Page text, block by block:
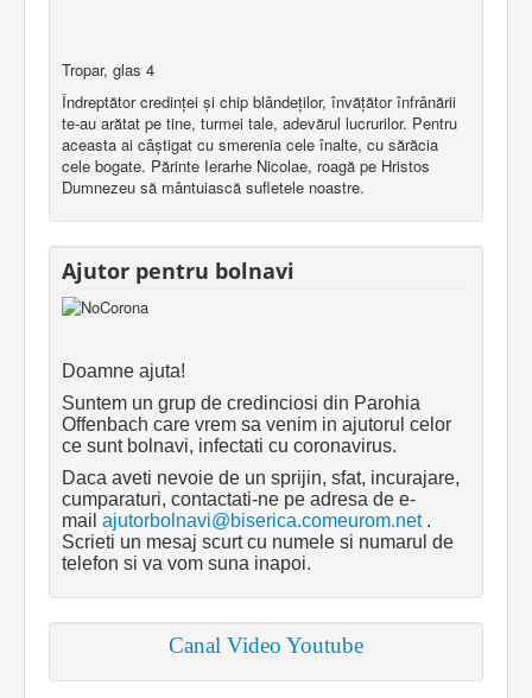
Tropar, glas 4
Îndreptător credinţei şi chip blândeţilor, învăţător înfrânării
te-au arătat pe tine, turmei tale, adevărul lucrurilor. Pentru
aceasta ai câştigat cu smerenia cele înalte, cu sărăcia
cele bogate. Părinte Ierarhe Nicolae, roagă pe Hristos
Dumnezeu să mântuiască sufletele noastre.
Ajutor pentru bolnavi
Doamne ajuta!
Suntem un grup de credinciosi din Parohia
Offenbach care vrem sa venim in ajutorul celor
ce sunt bolnavi, infectati cu coronavirus.
Daca aveti nevoie de un sprijin, sfat, incurajare,
cumparaturi, contactati-ne pe adresa de e-
mail ajutorbolnavi@biserica.comeurom.net.
Scrieti un mesaj scurt cu numele si numarul de
telefon si va vom suna inapoi.
Canal Video Youtube